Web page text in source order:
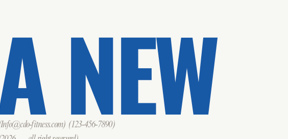
NEW
fitness.com) (123-456-7890)